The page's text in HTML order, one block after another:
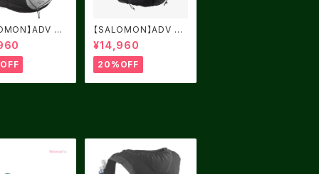
】ADV SK
SEASON
【SALOMON】ADV SK
IN CROSS SEASON 1
5 EBONY / ALLOY
¥14,960
20%OFF